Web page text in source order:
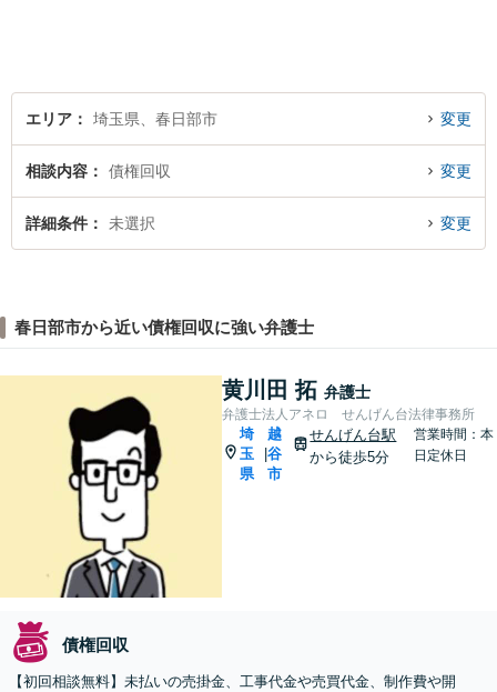
エリア 埼玉県、春日部市 変更
相談内容 債権回収 変更
詳細条件 未選択 変更
春日部市から近い債権回収に強い弁護士
黄川田 拓 弁護士
弁護士法人アネロ せんげん台法律事務所
埼
玉
県
|
越
谷
市
せんげん台駅
から徒歩5分
営業時間：本
日定休日
債権回収
【初回相談無料】未払いの売掛金、工事代金や売買代金、制作費や開